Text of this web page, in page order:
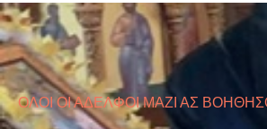
ΟΛΟΙ ΟΙ ΑΔΕΛΦΟΙ ΜΑΖΙ ΑΣ